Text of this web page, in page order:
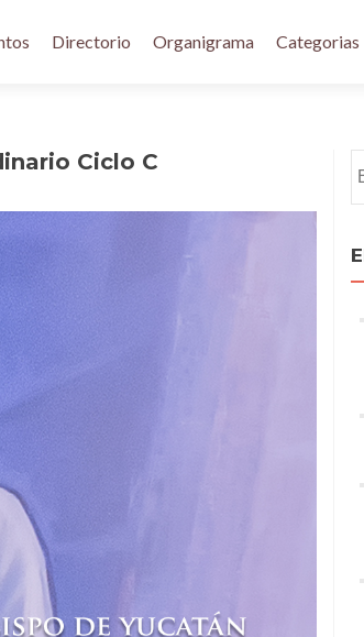
Directorio Organigrama Categorias
Ciclo C